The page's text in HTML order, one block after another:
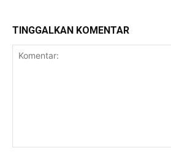
TINGGALKAN KOMENTAR